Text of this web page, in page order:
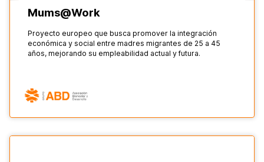
Mums@Work
Proyecto europeo que busca promover la integración
económica y social entre madres migrantes de 25 a 45
años, mejorando su empleabilidad actual y futura.